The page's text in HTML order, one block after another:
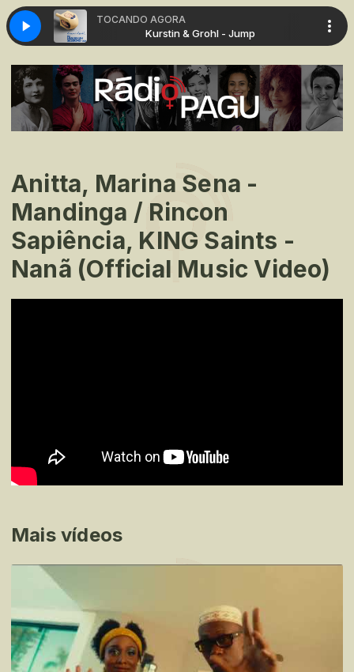
TOCANDO AGORA
Jump Kurstin & Grohl - Jump
Anitta, Marina Sena -
Mandinga / Rincon
Sapiência, KING Saints -
Nanã (Official Music Video)
Mais vídeos